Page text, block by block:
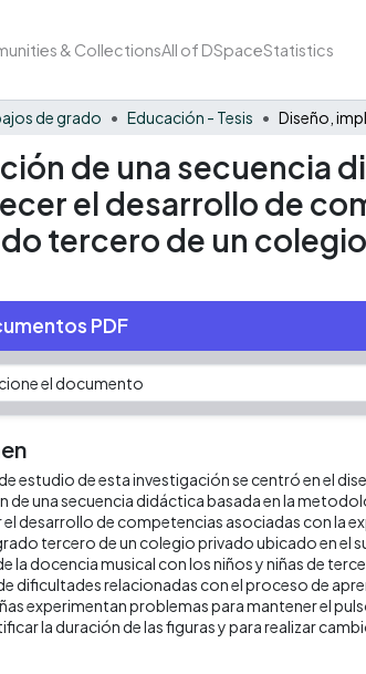
& CollectionsAll of DSpaceStatistics
de grado Educación - Tesis
de una secuencia
el desarrollo de
tercero de un
PDF
estudio de esta investigación se centró en el
de una secuencia didáctica basada en la
desarrollo de competencias asociadas con la
tercero de un colegio privado ubicado en el
la docencia musical con los niños y niñas de
dificultades relacionadas con el proceso de
experimentan problemas para mantener el
la duración de las figuras y para realizar